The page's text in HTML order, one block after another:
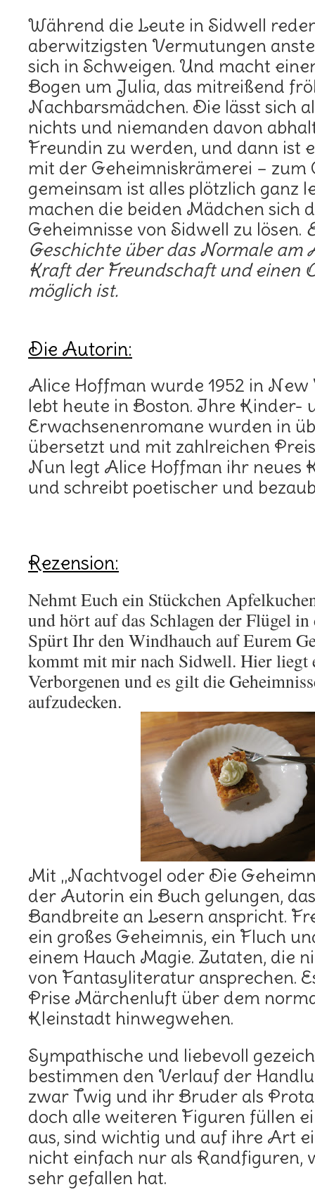
Während die Leute in Sidwell
aberwitzigsten Vermutungen
sich in Schweigen. Und macht
Bogen um Julia, das mitreißend
Nachbarsmädchen. Die lässt sich
nichts und niemanden davon
Freundin zu werden, und dann ist
mit der Geheimniskrämerei – zum
gemeinsam ist alles plötzlich ganz
machen die beiden Mädchen sich
Geheimnisse von Sidwell zu lösen.
Geschichte über das Normale am
Kraft der Freundschaft und einen
möglich ist.
Die Autorin:
Alice Hoffman wurde 1952 in New
lebt heute in Boston. Ihre Kinder-
Erwachsenenromane wurden in
übersetzt und mit zahlreichen
Nun legt Alice Hoffman ihr neues
und schreibt poetischer und
Rezension:
Nehmt Euch ein Stückchen
und hört auf das Schlagen der Flügel
Spürt Ihr den Windhauch auf Eurem
kommt mit mir nach Sidwell. Hier liegt
Verborgenen und es gilt die
aufzudecken.
Mit „Nachtvogel oder Die
der Autorin ein Buch gelungen,
Bandbreite an Lesern anspricht.
ein großes Geheimnis, ein Fluch
einem Hauch Magie. Zutaten, die
von Fantasyliteratur ansprechen.
Prise Märchenluft über dem
Kleinstadt hinwegwehen.
Sympathische und liebevoll
bestimmen den Verlauf der
zwar Twig und ihr Bruder als
doch alle weiteren Figuren füllen
aus, sind wichtig und auf ihre Art
nicht einfach nur als Randfiguren,
sehr gefallen hat.